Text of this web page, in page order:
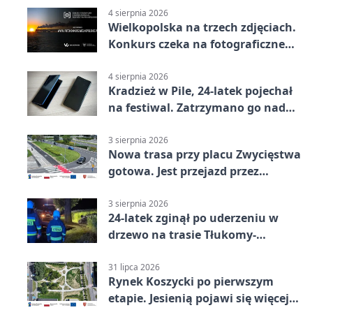
4 sierpnia 2026
Wielkopolska na trzech zdjęciach.
Konkurs czeka na fotograficzne
4 sierpnia 2026
Kradzież w Pile, 24-latek pojechał
na festiwal. Zatrzymano go nad
3 sierpnia 2026
Nowa trasa przy placu Zwycięstwa
gotowa. Jest przejazd przez
3 sierpnia 2026
24-latek zginął po uderzeniu w
drzewo na trasie Tłukomy-
31 lipca 2026
Rynek Koszycki po pierwszym
etapie. Jesienią pojawi się więcej